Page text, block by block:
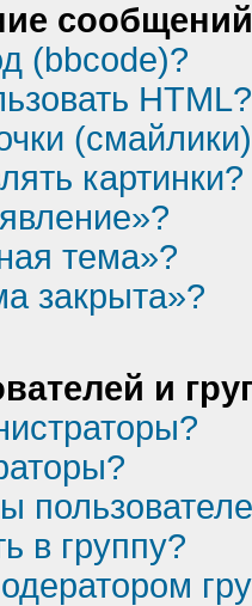
(bbcode)?
HTML?
картинки?
тема»?
закрыта»?
и
в группу?